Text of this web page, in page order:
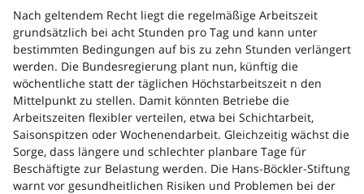
Nach geltendem Recht liegt die regelmäßige Arbeitszeit
grundsätzlich bei acht Stunden pro Tag und kann unter
bestimmten Bedingungen auf bis zu zehn Stunden verlängert
werden. Die Bundesregierung plant nun, künftig die
wöchentliche statt der täglichen Höchstarbeitszeit n den
Mittelpunkt zu stellen. Damit könnten Betriebe die
Arbeitszeiten flexibler verteilen, etwa bei Schichtarbeit,
Saisonspitzen oder Wochenendarbeit. Gleichzeitig wächst die
Sorge, dass längere und schlechter planbare Tage für
Beschäftigte zur Belastung werden. Die Hans-Böckler-Stiftung
warnt vor gesundheitlichen Risiken und Problemen bei der